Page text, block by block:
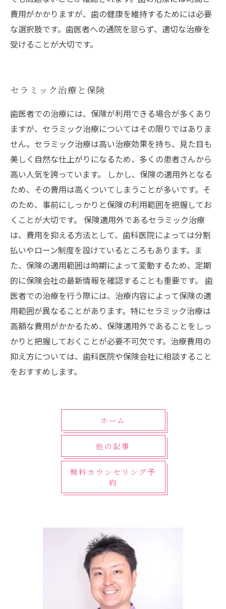
費用がかかりますが、歯の健康を維持するためには必要
な選択肢です。歯医者への通院を怠らず、適切な治療を
受けることが大切です。
セラミック治療と保険
歯医者での治療には、保険が利用できる場合が多くあり
ますが、セラミック治療についてはその限りではありま
せん。セラミック治療は高い治療効果を持ち、見た目も
美しく自然な仕上がりになるため、多くの患者さんから
高い人気を誇っています。 しかし、保険の適用外となる
ため、その費用は高くついてしまうことが多いです。そ
のため、事前にしっかりと保険の利用範囲を把握してお
くことが大切です。 保険適用外であるセラミック治療
は、費用を抑える方法として、歯科医院によっては分割
払いやローン制度を設けているところもあります。ま
た、保険の適用範囲は時期によって変動するため、定期
的に保険会社の最新情報を確認することも重要です。 歯
医者での治療を行う際には、治療内容によって保険の適
用範囲が異なることがあります。特にセラミック治療は
高額な費用がかかるため、保険適用外であることをしっ
かりと把握しておくことが必要不可欠です。治療費用の
抑え方については、歯科医院や保険会社に相談すること
をおすすめします。
ホーム
他の記事
無料カウンセリング予
約